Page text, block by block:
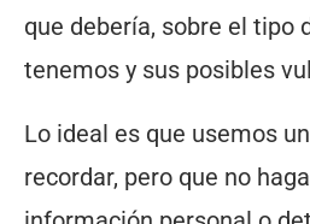
que debería, sobre el tipo
tenemos y sus posibles
Lo ideal es que usemos
recordar, pero que no